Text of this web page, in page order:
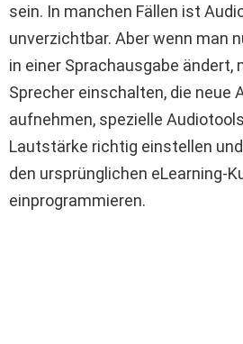
sein. In manchen Fällen ist
unverzichtbar. Aber wenn man
in einer Sprachausgabe ändert,
Sprecher einschalten, die neue
aufnehmen, spezielle
Lautstärke richtig einstellen
den ursprünglichen eLearning-
einprogrammieren.